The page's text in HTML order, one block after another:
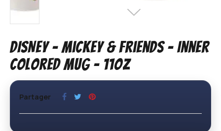
DISNEY - Mickey & Friends - Inner
Colored Mug - 11oz
Partager